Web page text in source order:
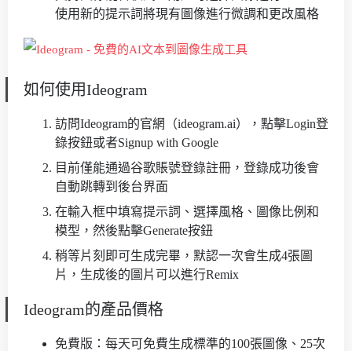
使用新的提示詞將現有圖像進行微調和更改風格
如何使用Ideogram
訪問Ideogram的官網（ideogram.ai），點擊Login登
錄按鈕或者Signup with Google
目前僅能通過谷歌賬號登錄註冊，登錄成功後會
自動跳轉到後台界面
在輸入框中填寫提示詞、選擇風格、圖像比例和
模型，然後點擊Generate按鈕
稍等片刻即可生成完畢，默認一次會生成4張圖
片，生成後的圖片可以進行Remix
Ideogram的產品價格
免費版：每天可免費生成標準的100張圖像、25次